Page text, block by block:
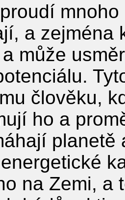
a zejména
může
člověku,
ho a
planetě
na Zemi, a